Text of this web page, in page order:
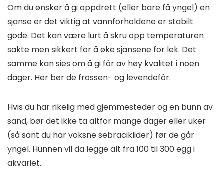
Om du ønsker å gi oppdrett (eller bare få yngel) en
sjanse er det viktig at vannforholdene er stabilt
gode. Det kan være lurt å skru opp temperaturen
sakte men sikkert for å øke sjansene for lek. Det
samme kan sies om å gi fôr av høy kvalitet i noen
dager. Her bør de frossen- og levendefôr.
Hvis du har rikelig med gjemmesteder og en bunn av
sand, bør det ikke ta altfor mange dager eller uker
(så sant du har voksne sebraciklider) før de går
yngel. Hunnen vil da legge alt fra 100 til 300 egg i
akvariet.